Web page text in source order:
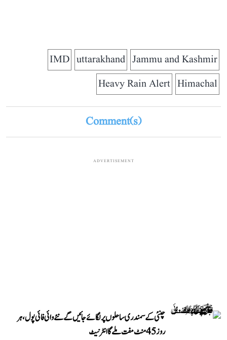
Jammu and Kashmir
uttarakhand
IMD
Himachal
Heavy Rain Alert
Comment(s)
ADVERTISEMENT
چنئی کے سمندری ساحلوں پر لگائے جائیں گے نئے وائی فائی پول، ہر
روز 45 منٹ مفت ملے گا انٹرنیٹ